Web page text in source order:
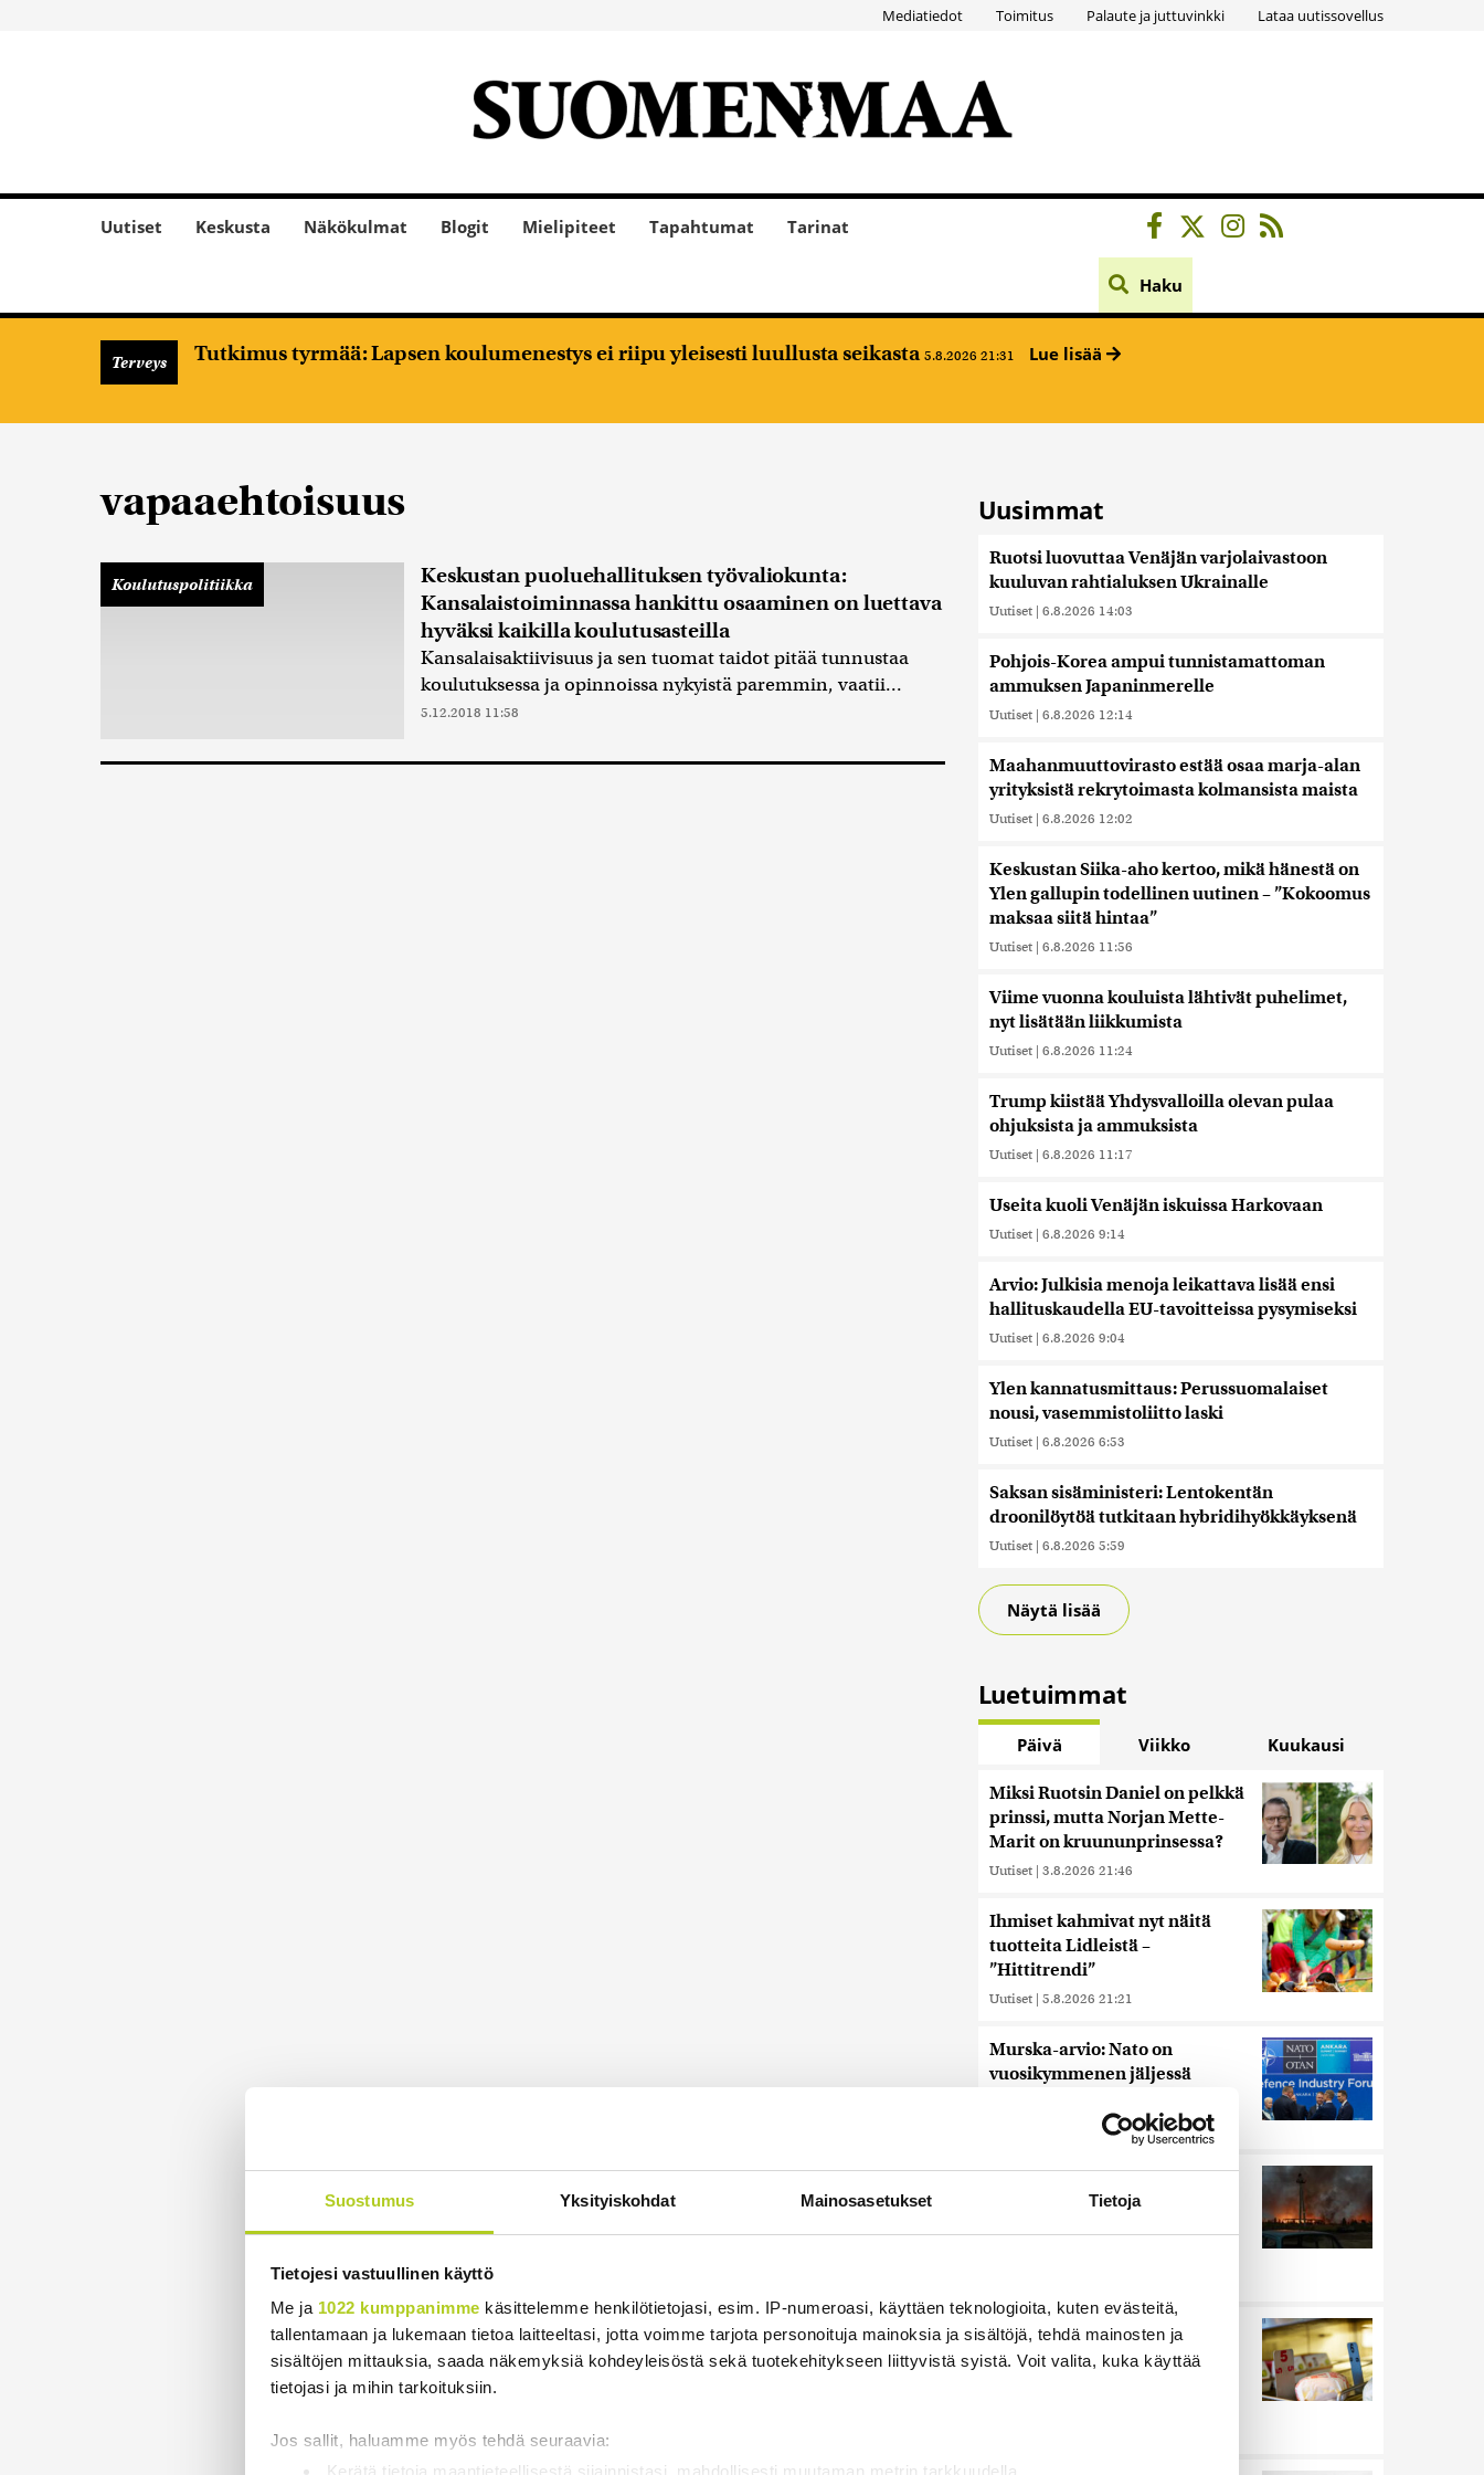
Suostumus Yksityiskohdat Mainosasetukset Tietoja
Tietojesi vastuullinen käyttö
Me ja 1022 kumppanimme käsittelemme henkilötietojasi, esim. IP-numeroasi, käyttäen teknologioita, kuten evästeitä,
tallentamaan ja lukemaan tietoa laitteeltasi, jotta voimme tarjota personoituja mainoksia ja sisältöjä, tehdä mainosten ja
sisältöjen mittauksia, saada näkemyksiä kohdeyleisöstä sekä tuotekehitykseen liittyvistä syistä. Voit valita, kuka käyttää
tietojasi ja mihin tarkoituksiin.
Jos sallit, haluamme myös tehdä seuraavia:
Kerätä tietoja maantieteellisestä sijainnistasi, mahdollisesti muutaman metrin tarkkuudella
Mediatiedot Toimitus Palaute ja juttuvinkki Lataa uutissovellus
Uutiset Keskusta Näkökulmat Blogit Mielipiteet Tapahtumat Tarinat
Haku
Terveys Tutkimus tyrmää: Lapsen koulumenestys ei riipu yleisesti luullusta seikasta 5.8.2026 21:31 Lue lisää
vapaaehtoisuus
Koulutuspolitiikka
Keskustan puoluehallituksen työvaliokunta:
Kansalaistoiminnassa hankittu osaaminen on luettava
hyväksi kaikilla koulutusasteilla
Kansalaisaktiivisuus ja sen tuomat taidot pitää tunnustaa
koulutuksessa ja opinnoissa nykyistä paremmin, vaatii...
5.12.2018 11:58
Uusimmat
Ruotsi luovuttaa Venäjän varjolaivastoon
kuuluvan rahtialuksen Ukrainalle
Uutiset | 6.8.2026 14:03
Pohjois-Korea ampui tunnistamattoman
ammuksen Japaninmerelle
Uutiset | 6.8.2026 12:14
Maahanmuuttovirasto estää osaa marja-alan
yrityksistä rekrytoimasta kolmansista maista
Uutiset | 6.8.2026 12:02
Keskustan Siika-aho kertoo, mikä hänestä on
Ylen gallupin todellinen uutinen – ”Kokoomus
maksaa siitä hintaa”
Uutiset | 6.8.2026 11:56
Viime vuonna kouluista lähtivät puhelimet,
nyt lisätään liikkumista
Uutiset | 6.8.2026 11:24
Trump kiistää Yhdysvalloilla olevan pulaa
ohjuksista ja ammuksista
Uutiset | 6.8.2026 11:17
Useita kuoli Venäjän iskuissa Harkovaan
Uutiset | 6.8.2026 9:14
Arvio: Julkisia menoja leikattava lisää ensi
hallituskaudella EU-tavoitteissa pysymiseksi
Uutiset | 6.8.2026 9:04
Ylen kannatusmittaus: Perussuomalaiset
nousi, vasemmistoliitto laski
Uutiset | 6.8.2026 6:53
Saksan sisäministeri: Lentokentän
droonilöytöä tutkitaan hybridihyökkäyksenä
Uutiset | 6.8.2026 5:59
Näytä lisää
Luetuimmat
Päivä Viikko Kuukausi
Miksi Ruotsin Daniel on pelkkä
prinssi, mutta Norjan Mette-
Marit on kruununprinsessa?
Uutiset | 3.8.2026 21:46
Ihmiset kahmivat nyt näitä
tuotteita Lidleistä –
”Hittitrendi”
Uutiset | 5.8.2026 21:21
Murska-arvio: Nato on
vuosikymmenen jäljessä
5.8.2026 22:15
Ukrainan mukaan yhtään
Venäjän ohjusta ei kyetty
Nämä ihmiset sairastuvat
muita herkemmin sydän- ja